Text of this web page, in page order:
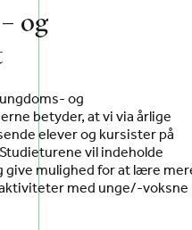
og
og
betyder, at vi via årlige
elever og kursister på
vil indeholde
mulighed for at lære
med unge/-voksne